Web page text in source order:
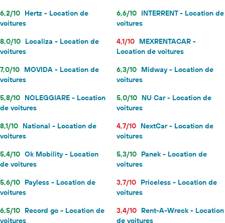
6,2/10 Hertz - Location de
voitures
6,6/10 INTERRENT - Location de
voitures
8,0/10 Localiza - Location de
voitures
4,1/10 MEXRENTACAR -
Location de voitures
7,0/10 MOVIDA - Location de
voitures
6,3/10 Midway - Location de
voitures
5,8/10 NOLEGGIARE - Location
de voitures
5,0/10 NU Car - Location de
voitures
8,1/10 National - Location de
voitures
4,7/10 NextCar - Location de
voitures
5,4/10 Ok Mobility - Location
de voitures
5,3/10 Panek - Location de
voitures
5,6/10 Payless - Location de
voitures
3,7/10 Priceless - Location de
voitures
6,5/10 Record go - Location de
voitures
3,4/10 Rent-A-Wreck - Location
de voitures